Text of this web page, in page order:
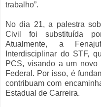
trabalho”.
No dia 21, a palestra
Civil foi substituída
Atualmente, a
Interdisciplinar do STF,
PCS, visando a um
Federal. Por isso, é
contribuam com
Estadual de Carreira.